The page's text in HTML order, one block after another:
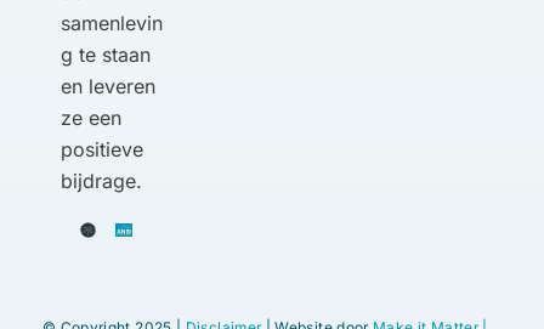
samenlevin
g te staan
en leveren
ze een
positieve
bijdrage.